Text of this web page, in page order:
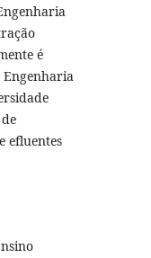
é
efluentes